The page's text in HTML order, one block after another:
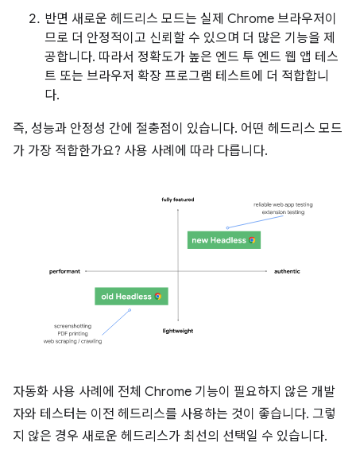
반면 새로운 헤드리스 모드는 실제 Chrome 브라우저이
므로 더 안정적이고 신뢰할 수 있으며 더 많은 기능을 제
공합니다. 따라서 정확도가 높은 엔드 투 엔드 웹 앱 테스
트 또는 브라우저 확장 프로그램 테스트에 더 적합합니
다.
즉, 성능과 안정성 간에 절충점이 있습니다. 어떤 헤드리스 모드
가 가장 적합한가요? 사용 사례에 따라 다릅니다.
자동화 사용 사례에 전체 Chrome 기능이 필요하지 않은 개발
자와 테스터는 이전 헤드리스를 사용하는 것이 좋습니다. 그렇
지 않은 경우 새로운 헤드리스가 최선의 선택일 수 있습니다.